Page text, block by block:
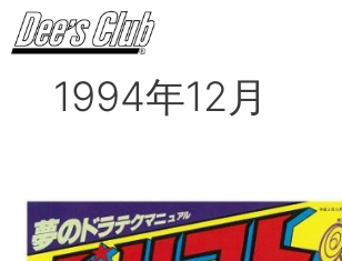
を
1994年12月
ド
リ